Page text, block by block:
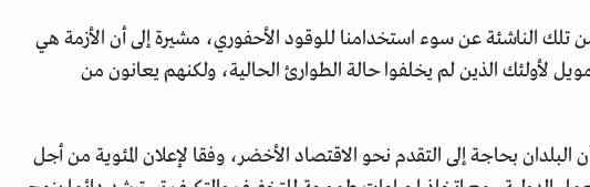
تلك الناشئة عن سوء استخدامنا للوقود الأحفوري، مشيرة إلى أن الأزمة هي
لأولئك الذين لم يخلفوا حالة الطوارئ الحالية، ولكنهم يعانون من
بحاجة إلى التقدم نحو الاقتصاد الأخضر، وفقا لإعلان المئوية من أجل